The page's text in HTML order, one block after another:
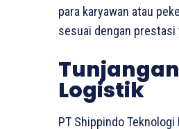
para karyawan atau
sesuai dengan prestasi
Logistik
PT Shippindo